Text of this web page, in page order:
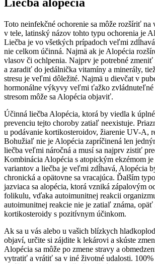
Toto neinfekčné ochorenie sa môže rozšíriť na
v tele, latinský názov tohto typu ochorenia je
Liečba je vo všetkých prípadoch veľmi
nie celkom účinná. Najmä ak je Alopécia
vlasov či ochlpenia. Najprv je potrebné zmeniť
a zaradiť do jedálnička vitamíny a minerály,
stresu je veľmi dôležité. Najmä u dievčat v
hormonálne výkyvy veľmi ťažko zvládnuteľné
stresom môže sa Alopécia objaviť.
Účinná liečba Alopécia, ktorá by viedla k
prevenciu tejto choroby zatiaľ neexistuje.
u podávanie kortikosteroidov, žiarenie UV-A,
Bohužiaľ nie je Alopécia zapríčinená len
liečba veľmi náročná a musí sa najprv zistiť
Kombinácia Alopécia s atopickým ekzémom je
variantov a liečba je veľmi zdĺhavá, Alopécia
chronická a opätovne sa vracajúca. Ďalším
jazviaca sa alopécia, ktorá vzniká zápalovým
folikulu, vďaka autoimunitnej reakcii
autoimunitnej reakcie nie je zatiaľ známa, opäť
kortikosteroidy s pozitívnym účinkom.
Ak sa u vás alebo u vašich blízkych
objaví, určite si zájdite k lekárovi a skúste
Alopécia sa môže po zmene stravy a
vytratiť a vrátiť sa v iné životné udalosti.